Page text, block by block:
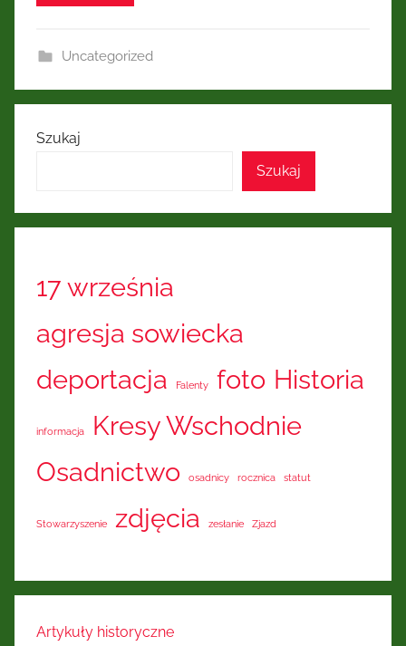
Uncategorized
Szukaj
Szukaj
17 września
agresja sowiecka
deportacja
Falenty foto Historia
informacja
Kresy Wschodnie
Osadnictwo
osadnicy rocznica statut
Stowarzyszenie zdjęcia zesłanie Zjazd
Artykuły historyczne